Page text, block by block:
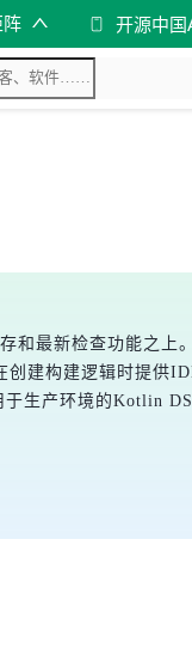
阵 开源中国
和最新检查功能之上
建构建逻辑时提供
于生产环境的Kotlin